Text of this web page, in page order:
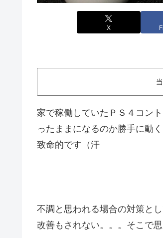
X
家で稼働していたＰＳ４コン
ったままになるのか勝手に動
致命的です（汗
不調と思われる場合の対策と
改善もされない。。。そこで